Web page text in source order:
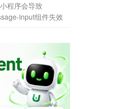
程序会导致
input组件失效